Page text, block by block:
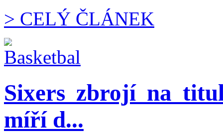
> CELÝ ČLÁNEK
Sixers zbrojí na
míří d...